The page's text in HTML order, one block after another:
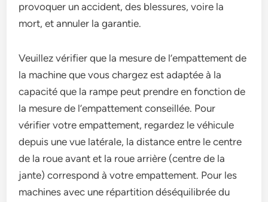
provoquer un accident, des blessures, voire la
mort, et annuler la garantie.
Veuillez vérifier que la mesure de l’empattement de
la machine que vous chargez est adaptée à la
capacité que la rampe peut prendre en fonction de
la mesure de l’empattement conseillée. Pour
vérifier votre empattement, regardez le véhicule
depuis une vue latérale, la distance entre le centre
de la roue avant et la roue arrière (centre de la
jante) correspond à votre empattement. Pour les
machines avec une répartition déséquilibrée du